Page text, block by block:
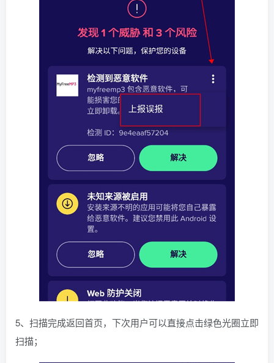
5、扫描完成返回首页，下次用户可以直接点击绿色光圈立即
扫描；